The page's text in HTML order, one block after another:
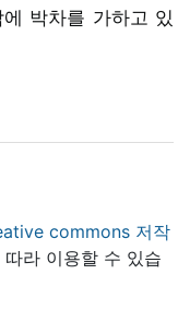
박차를 가하고 있
commons 저작
따라 이용할 수 있습